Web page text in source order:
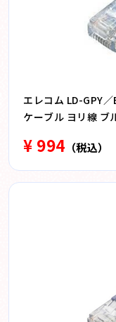
エレコム LD-GPY
ケーブル ヨリ線 ブ
¥ 994 （税込）